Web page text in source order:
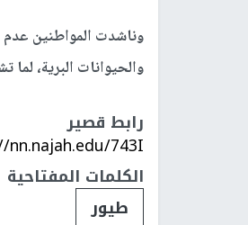
وناشدت المواطنين عدم
والحيوانات البرية،
رابط قصير
743I/
الكلمات المفتاحية
طيور